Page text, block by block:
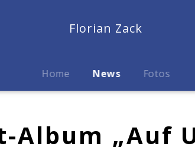
Florian Zack
Home News Fotos
Album „Auf